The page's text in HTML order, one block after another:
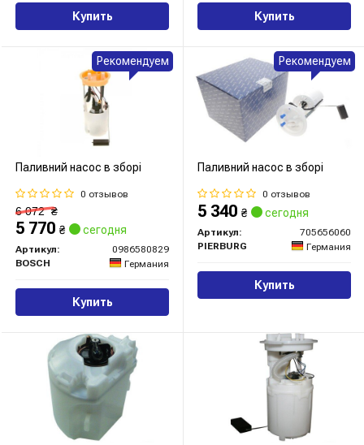
Купить Купить
Паливний насос в зборі
0 отзывов
6 072₴
5 770 ₴ сегодня
Артикул:
0986580829
BOSCH
Германия
Купить
Рекомендуем
Паливний насос в зборі
0 отзывов
5 340 ₴ сегодня
Артикул:
705656060
PIERBURG
Германия
Купить
Рекомендуем